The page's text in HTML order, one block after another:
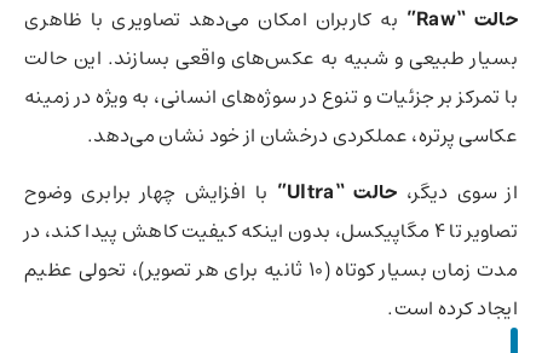
حالت “Raw”
به کاربران امکان می‌دهد تصاویری با ظاهری
بسیار طبیعی و شبیه به عکس‌های واقعی بسازند. این حالت
با تمرکز بر جزئیات و تنوع در سوژه‌های انسانی، به ویژه در زمینه
عکاسی پرتره، عملکردی درخشان از خود نشان می‌دهد.
از سوی دیگر، حالت “Ultra”
با افزایش چهار برابری وضوح
تصاویر تا 4 مگاپیکسل، بدون اینکه کیفیت کاهش پیدا کند، در
مدت زمان بسیار کوتاه (10 ثانیه برای هر تصویر)، تحولی عظیم
ایجاد کرده است.